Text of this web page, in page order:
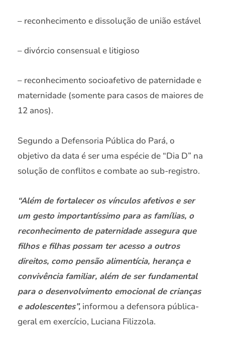
– reconhecimento e dissolução de união estável
– divórcio consensual e litigioso
– reconhecimento socioafetivo de paternidade e
maternidade (somente para casos de maiores de
12 anos).
Segundo a Defensoria Pública do Pará, o
objetivo da data é ser uma espécie de “Dia D” na
solução de conflitos e combate ao sub-registro.
“Além de fortalecer os vínculos afetivos e ser
um gesto importantíssimo para as famílias, o
reconhecimento de paternidade assegura que
filhos e filhas possam ter acesso a outros
direitos, como pensão alimentícia, herança e
convivência familiar, além de ser fundamental
para o desenvolvimento emocional de crianças
e adolescentes”, informou a defensora pública-
geral em exercício, Luciana Filizzola.